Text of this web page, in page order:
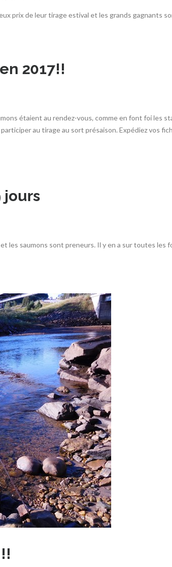
prix de leur tirage estival et les grands gagnants
2017!!
étaient au rendez-vous, comme en font foi les
au tirage au sort présaison. Expédiez vos
jours
les saumons sont preneurs. Il y en a sur toutes les